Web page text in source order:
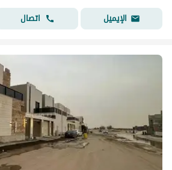
الإيميل
اتصال